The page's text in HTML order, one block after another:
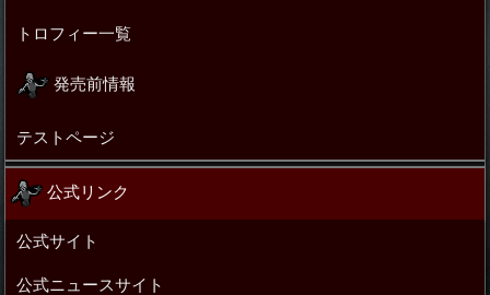
トロフィー一覧
発売前情報
テストページ
公式リンク
公式サイト
公式ニュースサイト